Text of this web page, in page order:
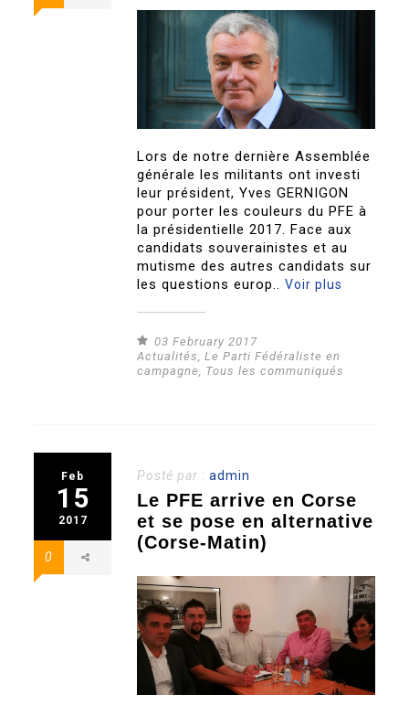
Lors de notre dernière Assemblée
générale les militants ont investi
leur président, Yves GERNIGON
pour porter les couleurs du PFE à
la présidentielle 2017. Face aux
candidats souverainistes et au
mutisme des autres candidats sur
les questions europ..Voir plus
03 February 2017
Actualités,Le Parti Fédéraliste en
campagne, Tous les communiqués
Feb
15
2017
0
Posté par :admin
Le PFE arrive en Corse
et se pose en alternative
(Corse-Matin)